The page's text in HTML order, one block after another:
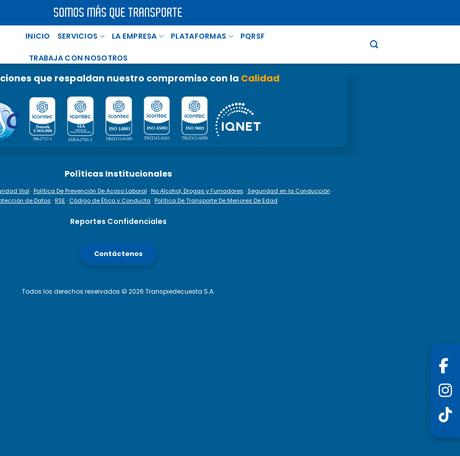
SOMOS MÁS QUE TRANSPORTE
INICIO SERVICIOS LA EMPRESA PLATAFORMAS PQRSF
TRABAJA CON NOSOTROS
que respaldan nuestro compromiso con la Calidad
Políticas Institucionales
Vial ·Política De Prevención De Acoso Laboral ·No Alcohol, Drogas y Fumadores · Seguridad en la Conducción ·
de Datos ·RSE · Código de Ética y Conducta ·Política De Transporte De Menores De Edad
Reportes Confidenciales
Contáctenos
Todos los derechos reservados © 2026 Transpiedecuesta S.A.